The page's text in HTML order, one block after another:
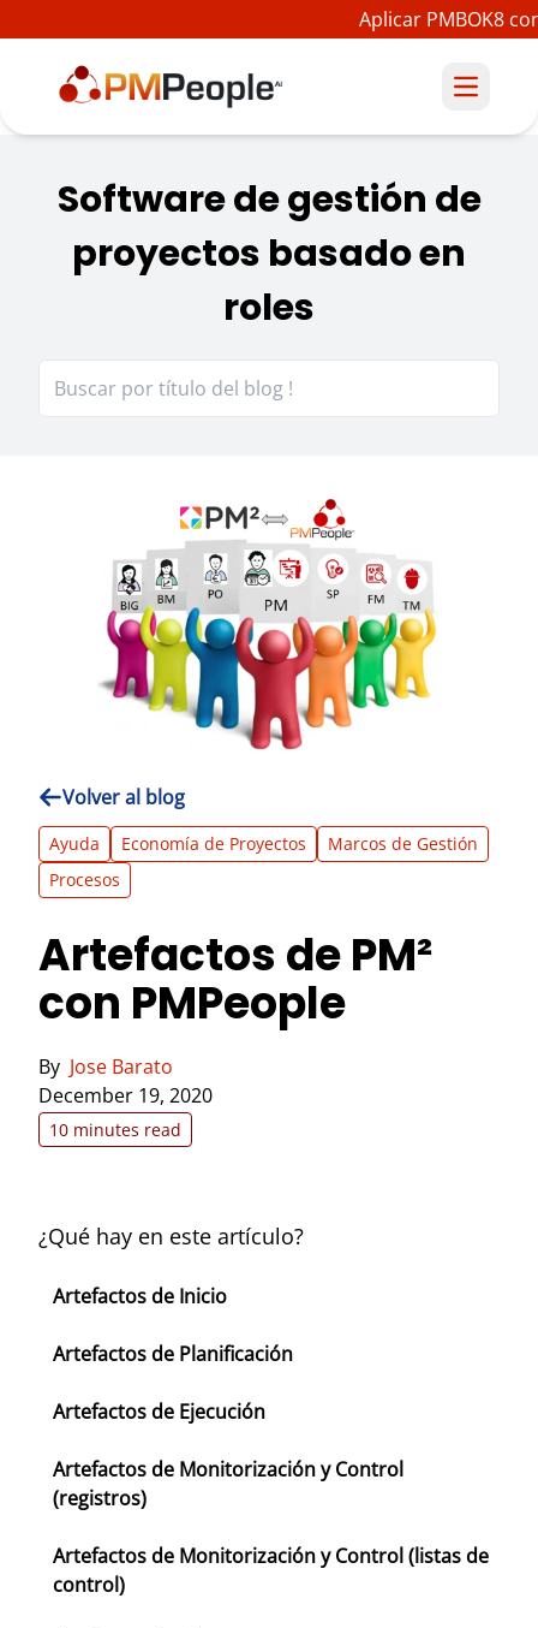
Aplicar PMBOK8
Software de gestión de
proyectos basado en
roles
Volver al blog
Ayuda Economía de Proyectos
Marcos de Gestión
Procesos
Artefactos de PM²
con PMPeople
By Jose Barato
December 19, 2020
10 minutes read
¿Qué hay en este artículo?
Artefactos de Inicio
Artefactos de Planificación
Artefactos de Ejecución
Artefactos de Monitorización y Control
(registros)
Artefactos de Monitorización y Control (listas de
control)